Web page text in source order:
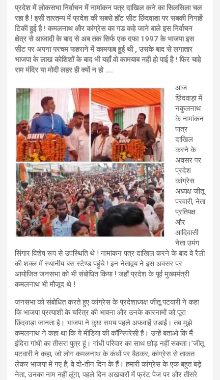
प्रदेश में लोकसभा निर्वाचन में नामांकन पत्र दाखिल कने का सिलसिला चल
रहा है ! इसी तारतम्य में प्रदेश की सबसे हॉट सीट छिंदवाडा पर सबकी निगाहें
टिकी हुई है ! कमलनाथ और कांग्रेस का गड कहे जाने बाले इस निर्वाचन
क्षेत्र से आजादी के बाद से अब तक सिर्फ एक दफा 1997 के भाजपा इस
सीट पर अपना परचम फहराने में कामयाब हुई थी , उसके बाद से लगातार
भाजपा के लाख कोशिशों के बाद भी यहाँ वो कामयाब नही हो पाई है ! फिर चाहे
राम मंदिर या मोदी लहर ही क्यों न हो ….
आज
छिंदवाड़ा में
नकुलनाथ
के नामांकन
पात्र
दाखिल
करने के
अवसर पर
प्रदेश
कांग्रेस
अध्यक्ष जीतू
परवारी, नेता
प्रतिपक्ष
और
आदिवासी
नेता उमंग
सिंगार विशेष रूप से उपस्थिति थे ! नामांकन पत्र दाखिल करने के बाद वे रैली
की शक्ल में स्थानीय बस स्टेण्ड पहुंचे ! इन नेताद्वय ने इस अवसर पर
आयोजित जनसभा को भी संबोधित किया ! जहाँ प्रदेश के पूर्व मुख्यमंत्री
कमलनाथ भी मौजूद थे !
जनसभा को संबोधित करते हुए कांग्रेस के प्रदेशाध्यक्ष जीतू पटवारी ने कहा
कि भाजपा प्रत्याशी के चरित्र की भावना और उनके कारनामों को पूरा
छिंदवाड़ा जानता है। भाजपा ने कुछ समय पहले अफवाहें उड़ाईं। तब मुझे
कमलनाथ ने कहा था कि ये मीडिया की कॉन्स्पिरेसी है। उन्हें बताओ कि मैं
इंदिरा गांधी का तीसरा पुत्र हूं। गांधी परिवार का साथ छोड़ नहीं सकता।’जीतू
पटवारी ने कहा, जो लोग कमलनाथ के कंधों पर बैठकर, कांग्रेस से ताकत
लेकर भाजपा में गए हैं, वे दो-तीन दिन के हैं। हमारी कांग्रेस के एक बहुत बड़े
नेता, उनका नाम नहीं लूंगा, पहले दिन अखबारों में फ्रंट पेज पर और तीसरे